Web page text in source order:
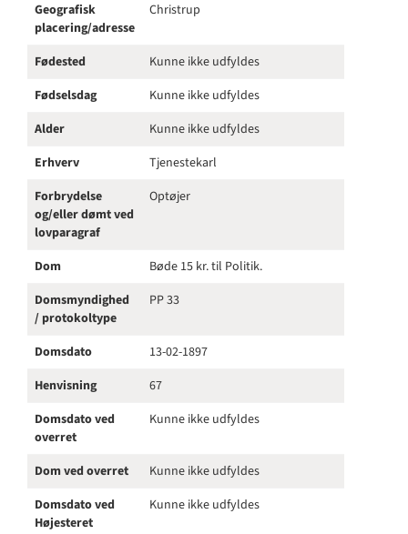
Geografisk
placering/adresse
Christrup
Fødested
Kunne ikke udfyldes
Fødselsdag
Kunne ikke udfyldes
Alder
Kunne ikke udfyldes
Erhverv
Tjenestekarl
Forbrydelse
og/eller dømt ved
lovparagraf
Optøjer
Dom
Bøde 15 kr. til Politik.
Domsmyndighed
/ protokoltype
PP 33
Domsdato
13-02-1897
Henvisning
67
Domsdato ved
overret
Kunne ikke udfyldes
Dom ved overret
Kunne ikke udfyldes
Domsdato ved
Højesteret
Kunne ikke udfyldes